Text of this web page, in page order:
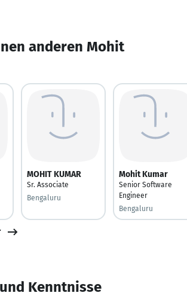
anderen Mohit
MOHIT KUMAR
Sr. Associate
Bengaluru
Mohit Kumar
Senior Software
Engineer
Bengaluru
Kenntnisse